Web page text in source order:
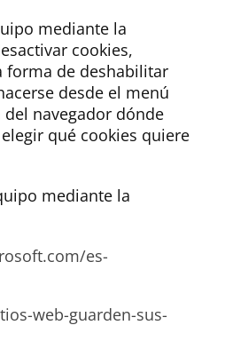
mediante la
cookies,
forma de deshabilitar
desde el menú
navegador dónde
qué cookies quiere
mediante la
es-
web-guarden-sus-